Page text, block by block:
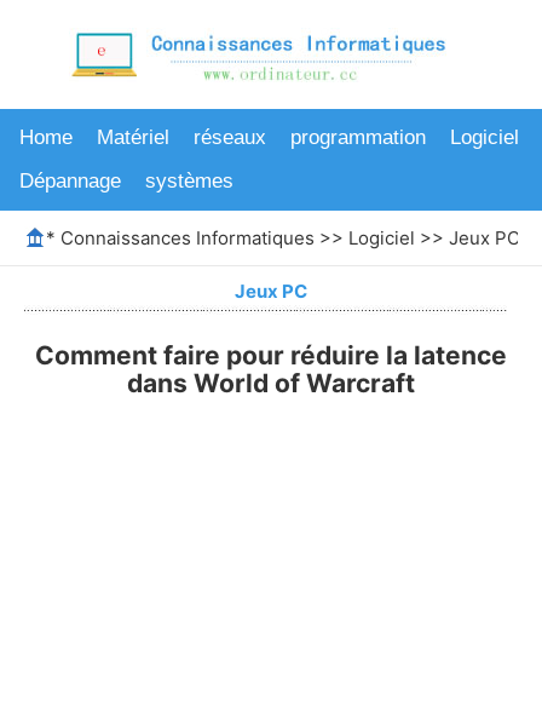
Home Matériel réseaux programmation
Logiciel
Dépannage
systèmes
* Connaissances Informatiques >> Logiciel >> Jeux PC
Jeux PC
Comment faire pour réduire la latence
dans World of Warcraft